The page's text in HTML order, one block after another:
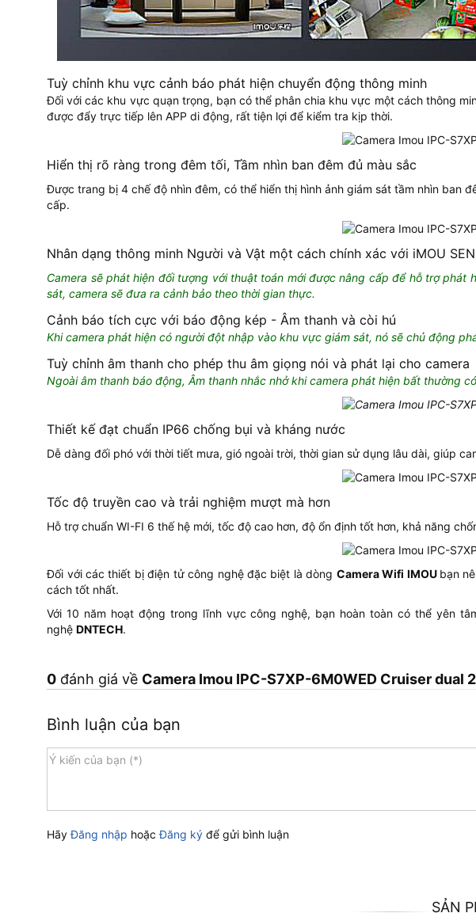
Tuỳ chỉnh khu vực cảnh báo phát hiện chuyển động thông minh
Đối với các khu vực quạn trọng, bạn có thể phân chia khu vực một cách thông
được đẩy trực tiếp lên APP di động, rất tiện lợi để kiểm tra kịp thời.
Hiển thị rõ ràng trong đêm tối, Tầm nhìn ban đêm đủ màu sắc
Được trang bị 4 chế độ nhìn đêm, có thể hiển thị hình ảnh giám sát tầm nhìn ban
cấp.
Nhân dạng thông minh Người và Vật một cách chính xác với iMOU
Camera sẽ phát hiện đối tượng với thuật toán mới được nâng cấp để hỗ trợ
sát, camera sẽ đưa ra cảnh bảo theo thời gian thực.
Cảnh báo tích cực với báo động kép - Âm thanh và còi hú
Khi camera phát hiện có người đột nhập vào khu vực giám sát, nó sẽ chủ động
Tuỳ chỉnh âm thanh cho phép thu âm giọng nói và phát lại cho camera
Ngoài âm thanh báo động, Âm thanh nhắc nhở khi camera phát hiện bất thường
Thiết kế đạt chuẩn IP66 chống bụi và kháng nước
Dễ dàng đối phó với thời tiết mưa, gió ngoài trời, thời gian sử dụng lâu dài, giúp
Tốc độ truyền cao và trải nghiệm mượt mà hơn
Hỗ trợ chuẩn WI-FI 6 thế hệ mới, tốc độ cao hơn, độ ổn định tốt hơn, khả năng
Đối với các thiết bị điện tử công nghệ đặc biệt là dòng Camera Wifi IMOU bạn
cách tốt nhất.
Với 10 năm hoạt động trong lĩnh vực công nghệ, bạn hoàn toàn có thể yên
nghệDNTECH.
0đánh giá về Camera Imou IPC-S7XP-6M0WED Cruiser dual
Bình luận của bạn
HãyĐăng nhập hoặcĐăng ký để gửi bình luận
SẢN